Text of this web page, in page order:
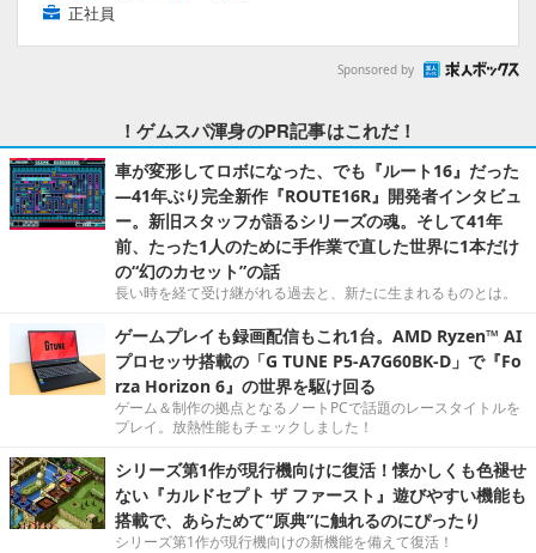
正社員
Sponsored by
！ゲムスパ渾身のPR記事はこれだ！
車が変形してロボになった、でも『ルート16』だった
―41年ぶり完全新作『ROUTE16R』開発者インタビュ
ー。新旧スタッフが語るシリーズの魂。そして41年
前、たった1人のために手作業で直した世界に1本だけ
の“幻のカセット”の話
長い時を経て受け継がれる過去と、新たに生まれるものとは。
ゲームプレイも録画配信もこれ1台。AMD Ryzen™ AI
プロセッサ搭載の「G TUNE P5-A7G60BK-D」で『Fo
rza Horizon 6』の世界を駆け回る
ゲーム＆制作の拠点となるノートPCで話題のレースタイトルを
プレイ。放熱性能もチェックしました！
シリーズ第1作が現行機向けに復活！懐かしくも色褪せ
ない『カルドセプト ザ ファースト』遊びやすい機能も
搭載で、あらためて“原典”に触れるのにぴったり
シリーズ第1作が現行機向けの新機能を備えて復活！